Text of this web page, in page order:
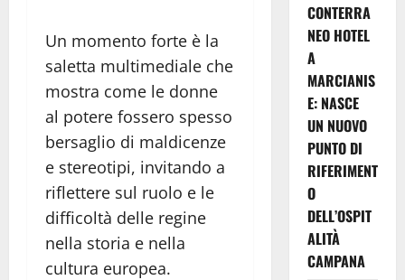
Un momento forte è la
saletta multimediale che
mostra come le donne
al potere fossero spesso
bersaglio di maldicenze
e stereotipi, invitando a
riflettere sul ruolo e le
difficoltà delle regine
nella storia e nella
cultura europea.
CONTERRA
NEO HOTEL
A
MARCIANIS
E: NASCE
UN NUOVO
PUNTO DI
RIFERIMENT
O
DELL’OSPIT
ALITÀ
CAMPANA